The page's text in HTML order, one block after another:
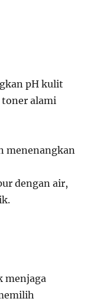
pH kulit
toner alami
menenangkan
dengan air,
menjaga